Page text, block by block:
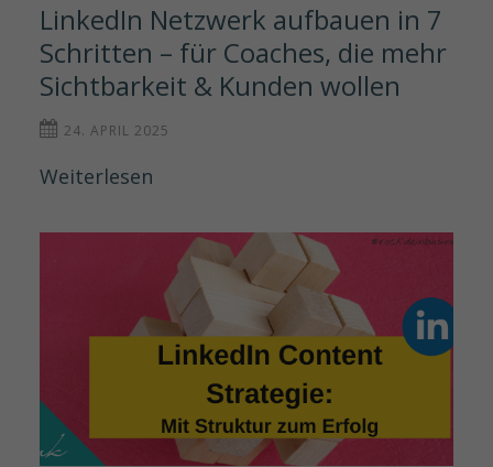
LinkedIn Netzwerk aufbauen in 7
Schritten – für Coaches, die mehr
Sichtbarkeit & Kunden wollen
24. APRIL 2025
Weiterlesen